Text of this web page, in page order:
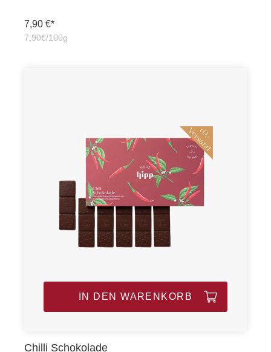
7,90 €*
7,90€/100g
IN DEN WARENKORB
Chilli Schokolade